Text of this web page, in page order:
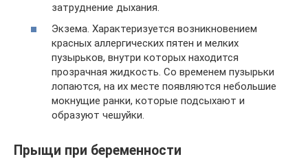
затруднение дыхания.
Экзема. Характеризуется возникновением
красных аллергических пятен и мелких
пузырьков, внутри которых находится
прозрачная жидкость. Со временем пузырьки
лопаются, на их месте появляются небольшие
мокнущие ранки, которые подсыхают и
образуют чешуйки.
Прыщи при беременности